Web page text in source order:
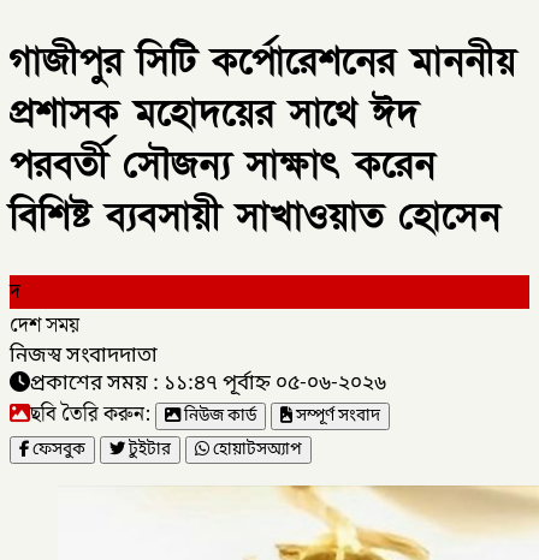
গাজীপুর সিটি কর্পোরেশনের মাননীয়
প্রশাসক মহোদয়ের সাথে ঈদ
পরবর্তী সৌজন্য সাক্ষাৎ করেন
বিশিষ্ট ব্যবসায়ী সাখাওয়াত হোসেন
দ
দেশ সময়
নিজস্ব সংবাদদাতা
প্রকাশের সময় : ১১:৪৭ পূর্বাহ্ন ০৫-০৬-২০২৬
ছবি তৈরি করুন: নিউজ কার্ড
সম্পূর্ণ সংবাদ
ফেসবুক
টুইটার হোয়াটসঅ্যাপ